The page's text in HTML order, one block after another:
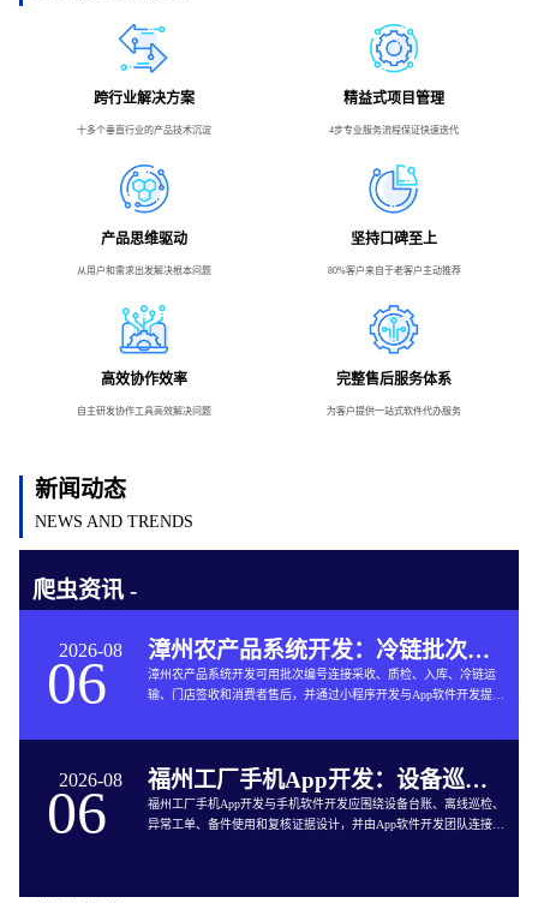
跨行业解决方案
十多个垂直行业的产品技术沉淀
精益式项目管理
4步专业服务流程保证快速迭代
产品思维驱动
从用户和需求出发解决根本问题
坚持口碑至上
80%客户来自于老客户主动推荐
高效协作效率
自主研发协作工具高效解决问题
完整售后服务体系
为客户提供一站式软件代办服务
新闻动态
NEWS AND TRENDS
爬虫资讯 -
2026-08
06 漳州农产品系统开发：冷链批次如何连接仓储与售后
漳州农产品系统开发可用批次编号连接采收、质检、入库、冷链运
输、门店签收和消费者售后，并通过小程序开发与App软件开发提供
2026-08
06 福州工厂手机App开发：设备巡检如何兼顾离线与追责
福州工厂手机App开发与手机软件开发应围绕设备台账、离线巡检、
异常工单、备件使用和复核证据设计，并由App软件开发团队连接生